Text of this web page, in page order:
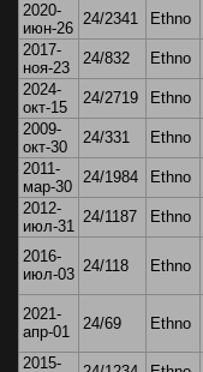
2020-
июн-26
24/2341 Ethno
2017-
ноя-23
24/832 Ethno
2024-
окт-15
24/2719 Ethno
2009-
окт-30
24/331 Ethno
2011-
мар-30
24/1984 Ethno
2012-
июл-31
24/1187 Ethno
2016-
июл-03 24/118 Ethno
2021-
апр-01
24/69 Ethno
2015-